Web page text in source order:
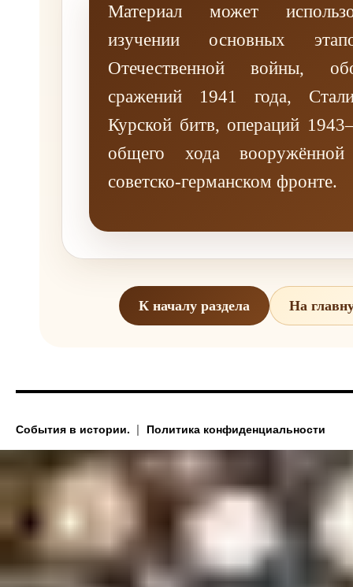
Материал может
изучении основных
Отечественной войны,
сражений 1941 года,
Курской битв, операций
общего хода
советско-германском фронте.
К началу раздела На
События в истории. Политика конфиденциальности